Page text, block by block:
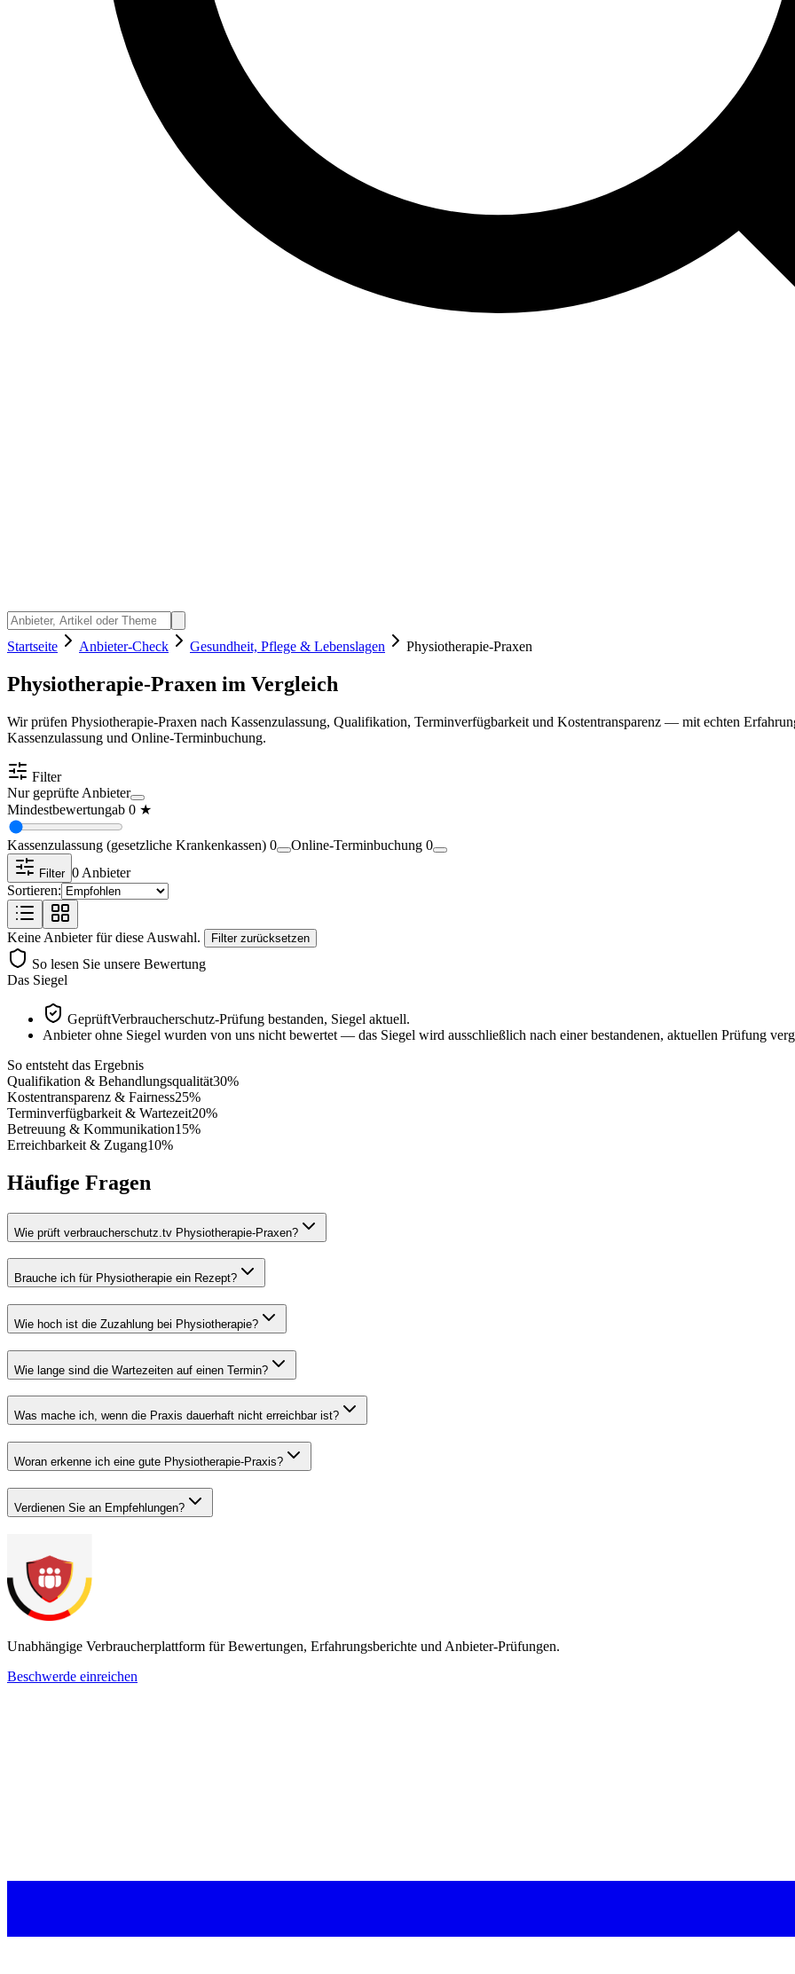
Startseite Anbieter-Check Gesundheit, Pflege & Lebenslagen Physiotherapie-Praxen
Physiotherapie-Praxen im Vergleich
Wir prüfen Physiotherapie-Praxen nach Kassenzulassung, Qualifikation, Terminverfügbarkeit und Kostentransparenz — mit echten
Kassenzulassung und Online-Terminbuchung.
Filter
Nur geprüfte Anbieter
Mindestbewertungab 0 ★
Kassenzulassung (gesetzliche Krankenkassen) 0 Online-Terminbuchung 0
Filter 0 Anbieter
Sortieren:
Keine Anbieter für diese Auswahl. Filter zurücksetzen
So lesen Sie unsere Bewertung
Das Siegel
GeprüftVerbraucherschutz-Prüfung bestanden, Siegel aktuell.
Anbieter ohne Siegel wurden von uns nicht bewertet — das Siegel wird ausschließlich nach einer bestandenen, aktuellen Prüfung
So entsteht das Ergebnis
Qualifikation & Behandlungsqualität30%
Kostentransparenz & Fairness25%
Terminverfügbarkeit & Wartezeit20%
Betreuung & Kommunikation15%
Erreichbarkeit & Zugang10%
Häufige Fragen
Wie prüft verbraucherschutz.tv Physiotherapie-Praxen?
Brauche ich für Physiotherapie ein Rezept?
Wie hoch ist die Zuzahlung bei Physiotherapie?
Wie lange sind die Wartezeiten auf einen Termin?
Was mache ich, wenn die Praxis dauerhaft nicht erreichbar ist?
Woran erkenne ich eine gute Physiotherapie-Praxis?
Verdienen Sie an Empfehlungen?
Unabhängige Verbraucherplattform für Bewertungen, Erfahrungsberichte und Anbieter-Prüfungen.
Beschwerde einreichen